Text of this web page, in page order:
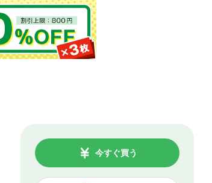
今すぐ買う